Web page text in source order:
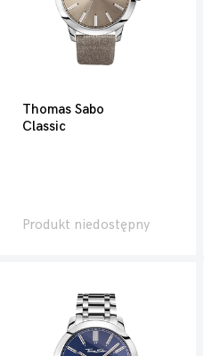
Thomas Sabo
Classic
Produkt niedostępny